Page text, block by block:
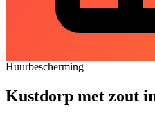
Huurbescherming
Kustdorp met zout